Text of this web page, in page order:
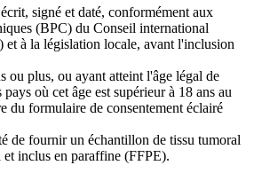
signé et daté, conformément aux
(BPC) du Conseil international
à la législation locale, avant l'inclusion
ou plus, ou ayant atteint l'âge légal de
pays où cet âge est supérieur à 18 ans au
du formulaire de consentement éclairé
de fournir un échantillon de tissu tumoral
inclus en paraffine (FFPE).